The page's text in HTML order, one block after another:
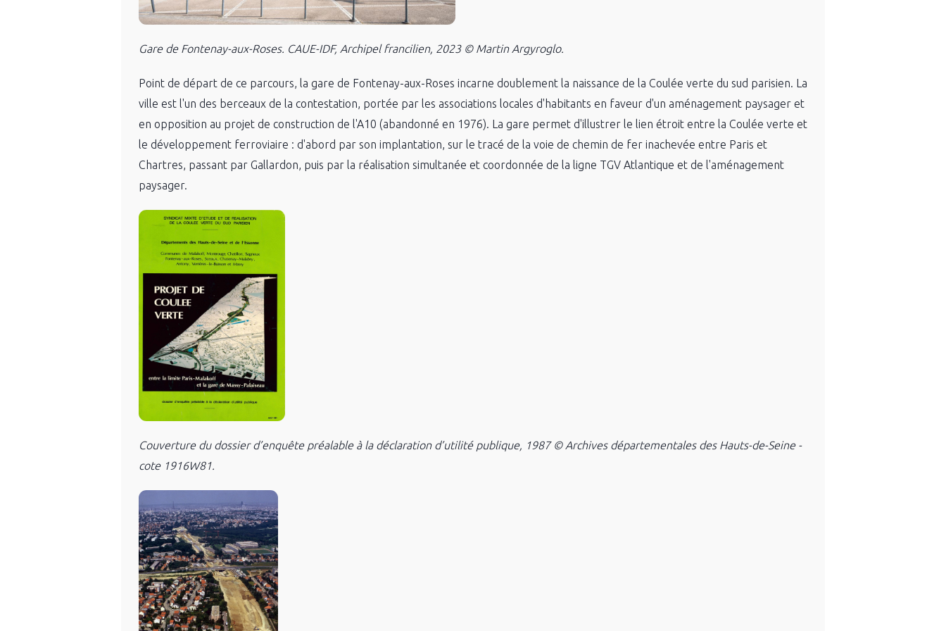
Gare de Fontenay-aux-Roses. CAUE-IDF, Archipel francilien, 2023 © Martin Argyroglo.
Point de départ de ce parcours, la gare de Fontenay-aux-Roses incarne doublement la naissance de la Coulée verte du sud parisien. La
ville est l'un des berceaux de la contestation, portée par les associations locales d'habitants en faveur d'un aménagement paysager et
en opposition au projet de construction de l'A10 (abandonné en 1976). La gare permet d'illustrer le lien étroit entre la Coulée verte et
le développement ferroviaire : d'abord par son implantation, sur le tracé de la voie de chemin de fer inachevée entre Paris et
Chartres, passant par Gallardon, puis par la réalisation simultanée et coordonnée de la ligne TGV Atlantique et de l'aménagement
paysager.
Couverture du dossier d’enquête préalable à la déclaration d’utilité publique, 1987 © Archives départementales des Hauts-de-Seine -
cote 1916W81.